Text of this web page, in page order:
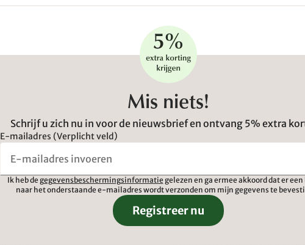
Mis niets!
Schrijf u zich nu in voor de nieuwsbrief en ontvang 5% extra
E-mailadres (Verplicht veld)
Ik heb de gegevensbeschermingsinformatie gelezen en ga ermee akkoord dat er
naar het onderstaande e-mailadres wordt verzonden om mijn gegevens te
Registreer nu